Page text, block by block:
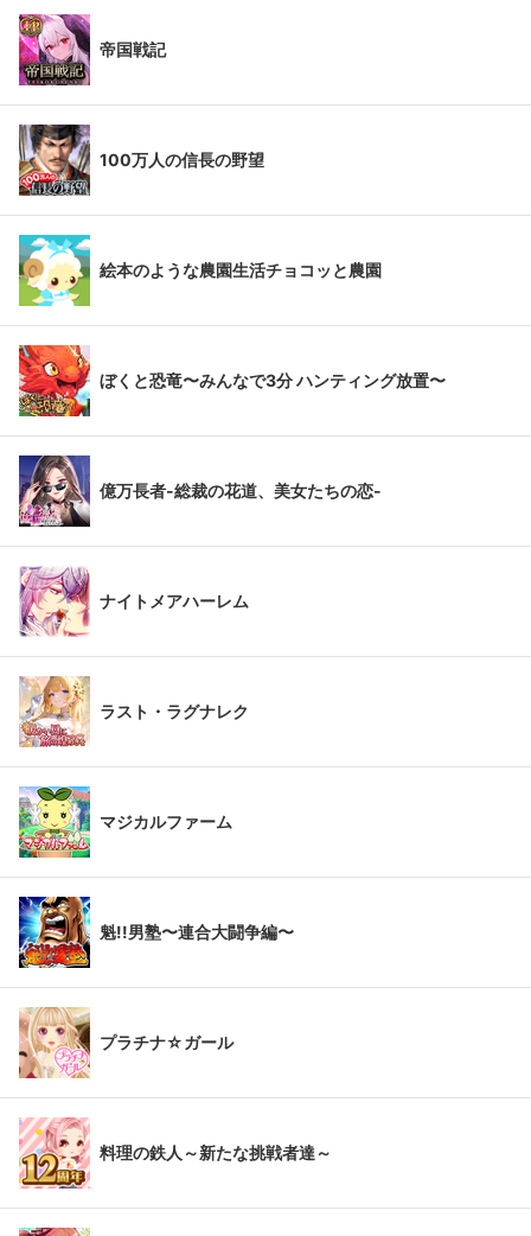
帝国戦記
100万人の信長の野望
絵本のような農園生活チョコッと農園
ぼくと恐竜〜みんなで3分 ハンティング放置〜
億万長者-総裁の花道、美女たちの恋-
ナイトメアハーレム
ラスト・ラグナレク
マジカルファーム
魁!!男塾〜連合大闘争編〜
プラチナ☆ガール
料理の鉄人～新たな挑戦者達～